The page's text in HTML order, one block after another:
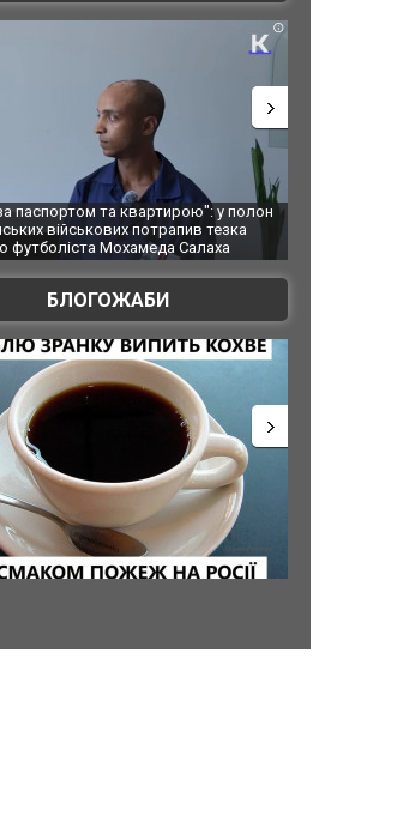
Одесу накрила потужна злива з градом та
ураганним вітром
БЛОГОЖАБИ